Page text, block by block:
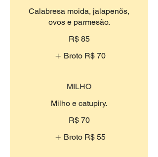
Calabresa moida, jalapenõs,
ovos e parmesão.
R$ 85
Broto R$ 70
MILHO
Milho e catupiry.
R$ 70
Broto R$ 55